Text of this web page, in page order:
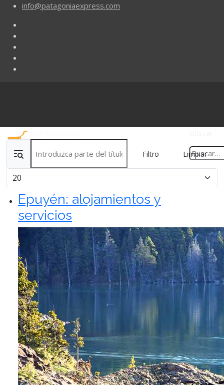
info@patagoniaexpress.com
Filtro Limpiar
Cantidad
Epuyén: alojamientos y
servicios